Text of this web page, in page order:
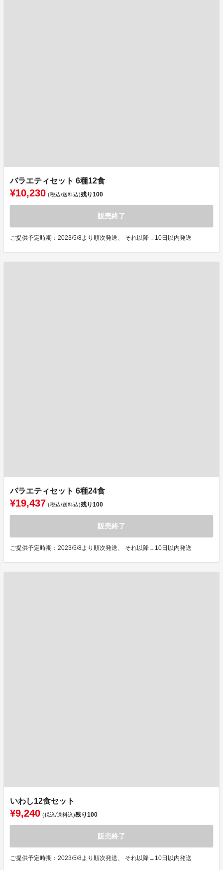
バラエティセット 6種12食
¥10,230 (税込/送料込)残り100
販売終了
ご提供予定時期：2023/5/8より順次発送、 それ以降→10日以内発送
バラエティセット 6種24食
¥19,437 (税込/送料込)残り100
販売終了
ご提供予定時期：2023/5/8より順次発送、 それ以降→10日以内発送
いわし12食セット
¥9,240 (税込/送料込)残り100
販売終了
ご提供予定時期：2023/5/8より順次発送、 それ以降→10日以内発送